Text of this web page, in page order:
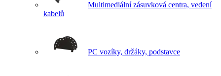
Multimediální zásuvková centra, vedení
kabelů
PC vozíky, držáky, podstavce